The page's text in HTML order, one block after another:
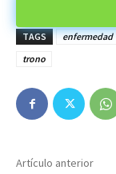
TAGS enfermedad
trono
Artículo anterior